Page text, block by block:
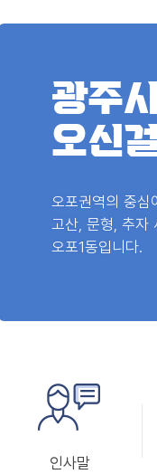
광주시
오신
오포권역의 중심
고산, 문형, 추자
오포1동입니다.
인사말